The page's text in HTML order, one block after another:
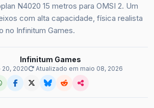
Simulator
N4020 15 metros para OMSI 2. Um
com alta capacidade, física realista
no Infinitum Games.
Infinitum Games
20, 2020 Atualizado em maio 08, 2026